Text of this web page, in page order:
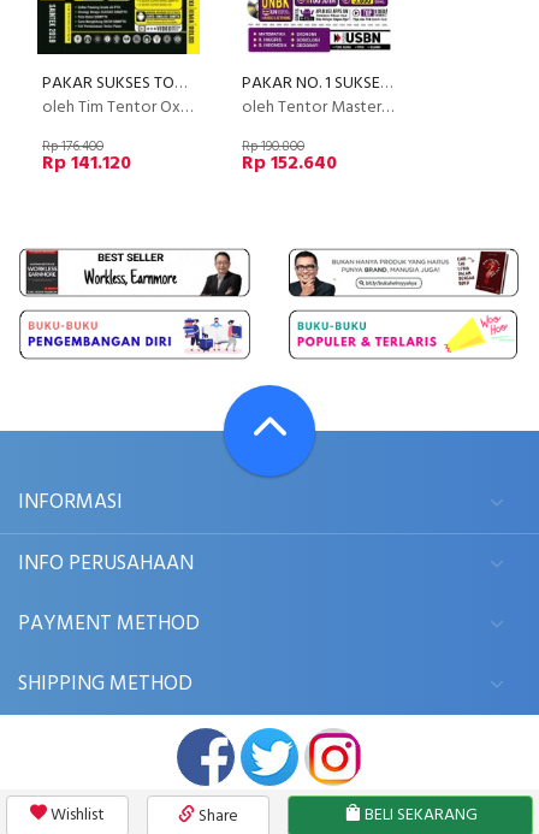
PAKAR SUKSES TOP SBMPTN SAINTEK 2018
oleh Tim Tentor Oxygen
Rp 176.400
Rp 141.120
PAKAR NO. 1 SUKSES UN SMA IPS 2018
oleh Tentor Master Oxygen
Rp 190.800
Rp 152.640
Wishlist Share BELI SEKARANG
INFORMASI
INFO PERUSAHAAN
PAYMENT METHOD
SHIPPING METHOD
© 2006 - 2026 BUKUKITA.COM